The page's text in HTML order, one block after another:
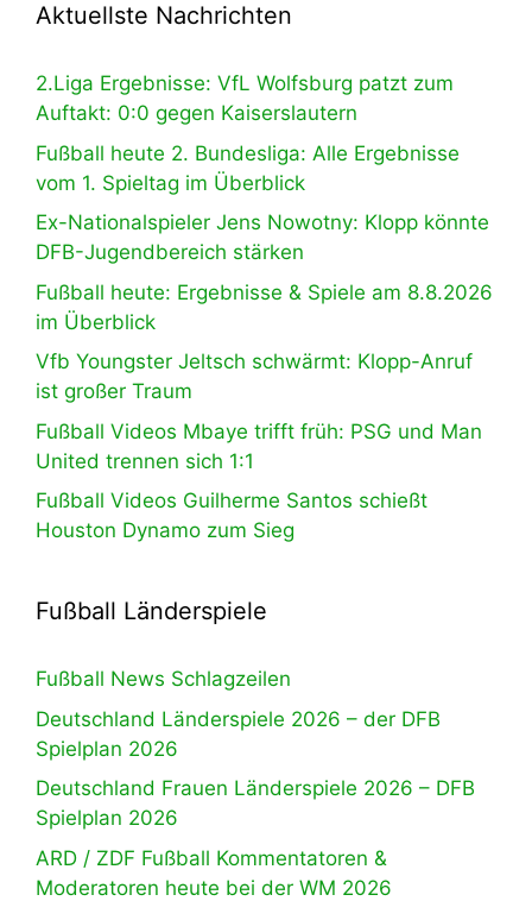
Aktuellste Nachrichten
2.Liga Ergebnisse: VfL Wolfsburg patzt zum
Auftakt: 0:0 gegen Kaiserslautern
Fußball heute 2. Bundesliga: Alle Ergebnisse
vom 1. Spieltag im Überblick
Ex-Nationalspieler Jens Nowotny: Klopp könnte
DFB-Jugendbereich stärken
Fußball heute: Ergebnisse & Spiele am 8.8.2026
im Überblick
Vfb Youngster Jeltsch schwärmt: Klopp-Anruf
ist großer Traum
Fußball Videos Mbaye trifft früh: PSG und Man
United trennen sich 1:1
Fußball Videos Guilherme Santos schießt
Houston Dynamo zum Sieg
Fußball Länderspiele
Fußball News Schlagzeilen
Deutschland Länderspiele 2026 – der DFB
Spielplan 2026
Deutschland Frauen Länderspiele 2026 – DFB
Spielplan 2026
ARD / ZDF Fußball Kommentatoren &
Moderatoren heute bei der WM 2026